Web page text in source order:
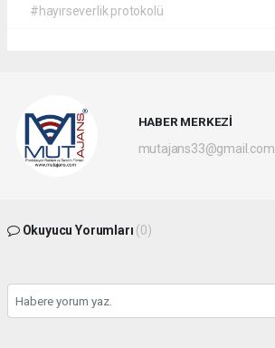
#hayırseverlik protokolü
HABER MERKEZİ
mutajans33@gmail.com
Okuyucu Yorumları (0)